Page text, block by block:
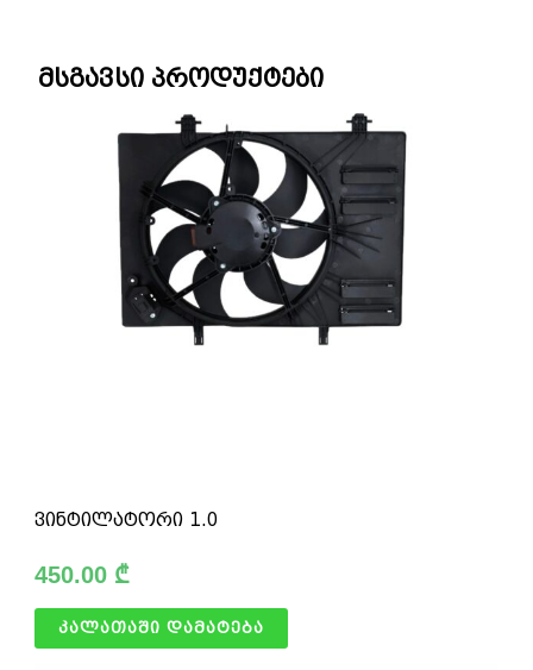
მსგავსი პროდუქტები
ვინტილატორი 1.0
450.00 ₾
კალათაში დამატება